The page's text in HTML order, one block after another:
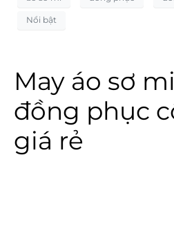
Nổi bật
May áo sơ
đồng phục
giá rẻ